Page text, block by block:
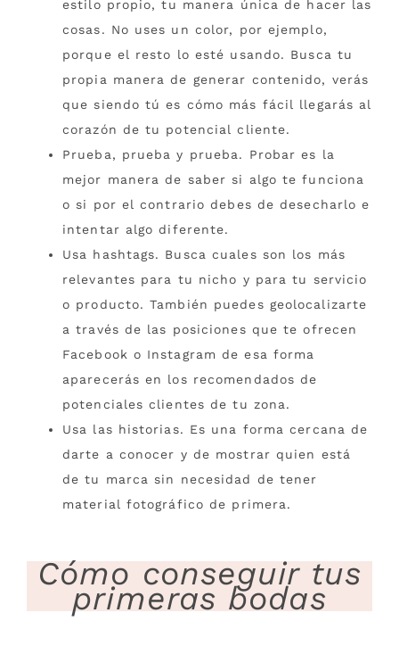
estilo propio, tu manera única de hacer las
cosas. No uses un color, por ejemplo,
porque el resto lo esté usando. Busca tu
propia manera de generar contenido, verás
que siendo tú es cómo más fácil llegarás al
corazón de tu potencial cliente.
Prueba, prueba y prueba. Probar es la
mejor manera de saber si algo te funciona
o si por el contrario debes de desecharlo e
intentar algo diferente.
Usa hashtags. Busca cuales son los más
relevantes para tu nicho y para tu servicio
o producto. También puedes geolocalizarte
a través de las posiciones que te ofrecen
Facebook o Instagram de esa forma
aparecerás en los recomendados de
potenciales clientes de tu zona.
Usa las historias. Es una forma cercana de
darte a conocer y de mostrar quien está
de tu marca sin necesidad de tener
material fotográfico de primera.
Cómo conseguir tus
primeras bodas